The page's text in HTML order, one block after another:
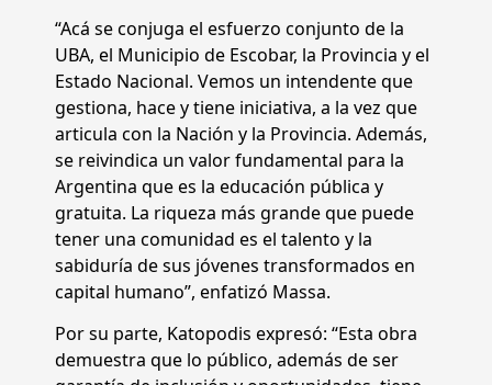
“Acá se conjuga el esfuerzo conjunto de la
UBA, el Municipio de Escobar, la Provincia y el
Estado Nacional. Vemos un intendente que
gestiona, hace y tiene iniciativa, a la vez que
articula con la Nación y la Provincia. Además,
se reivindica un valor fundamental para la
Argentina que es la educación pública y
gratuita. La riqueza más grande que puede
tener una comunidad es el talento y la
sabiduría de sus jóvenes transformados en
capital humano”, enfatizó Massa.
Por su parte, Katopodis expresó: “Esta obra
demuestra que lo público, además de ser